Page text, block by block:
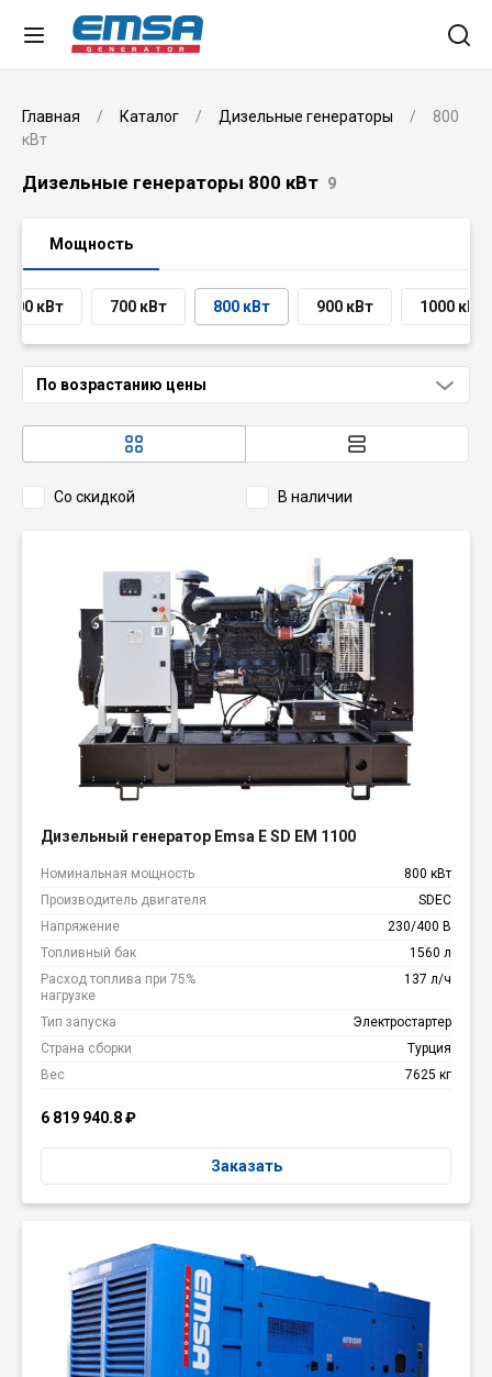
Главная Каталог Дизельные генераторы
800
кВт
Дизельные генераторы 800 кВт 9
Мощность
600 кВт 700 кВт 800 кВт 900 кВт 1000 кВт
По возрастанию цены
Со скидкой В наличии
Дизельный генератор Emsa E SD EM 1100
Номинальная мощность
800 кВт
Производитель двигателя
SDEC
Напряжение
230/400 В
Топливный бак
1560 л
Расход топлива при 75%
нагрузке
137 л/ч
Тип запуска
Электростартер
Страна сборки
Турция
Вес
7625 кг
6 819 940.8₽
Заказать